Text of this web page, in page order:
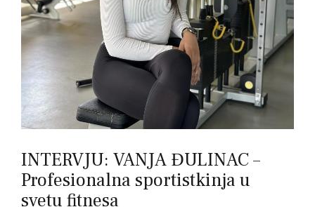
INTERVJU: VANJA ĐULINAC –
Profesionalna sportistkinja u
svetu fitnesa